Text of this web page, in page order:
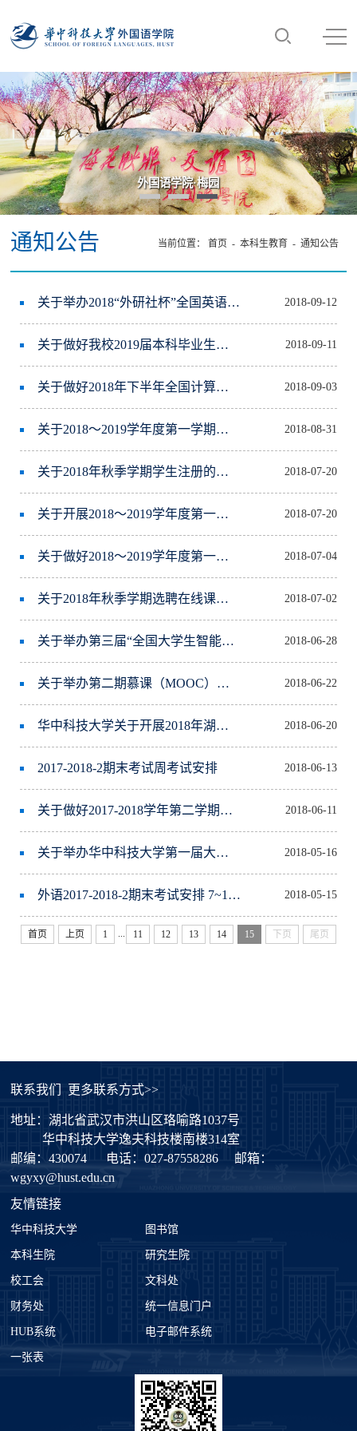
外国语学院·梅园
通知公告 当前位置： 首页 - 本科生教育 - 通知公告
关于举办2018“外研社杯”全国英语演讲大赛华中科技大学校园选拔赛的通知 2018-09-12
关于做好我校2019届本科毕业生推荐免试攻读研究生工作的通知 2018-09-11
关于做好2018年下半年全国计算机技术与软件专业技术资格（水平）考试报名工作的通知 2018-09-03
关于2018～2019学年度第一学期本科课程补考与缓考的通知 2018-08-31
关于2018年秋季学期学生注册的通知 2018-07-20
关于开展2018～2019学年度第一学期期初教学检查的通知 2018-07-20
关于做好2018～2019学年度第一学期主校区2014（五年制）～2017级普通本科生选课工作的通知 2018-07-04
关于2018年秋季学期选聘在线课程校内任课教师的通知 2018-07-02
关于举办第三届“全国大学生智能互联创新大赛”华南分区赛的通知 2018-06-28
关于举办第二期慕课（MOOC）沙龙活动的通知 2018-06-22
华中科技大学关于开展2018年湖北省大学生优秀科研成果申报工作的通知 2018-06-20
2017-2018-2期末考试周考试安排 2018-06-13
关于做好2017-2018学年第二学期本科生专业分流工作的通知 2018-06-11
关于举办华中科技大学第一届大学生工程训练综合能力竞赛的通知 2018-05-16
外语2017-2018-2期末考试安排 7~14周 2018-05-15
首页 上页 1 ... 11 12 13 14 15 下页 尾页
联系我们 更多联系方式>>
地址：湖北省武汉市洪山区珞喻路1037号
华中科技大学逸夫科技楼南楼314室
邮编：430074
电话：027-87558286
邮箱：
wgyxy@hust.edu.cn
友情链接
华中科技大学 图书馆
本科生院 研究生院
校工会 文科处
财务处 统一信息门户
HUB系统 电子邮件系统
一张表